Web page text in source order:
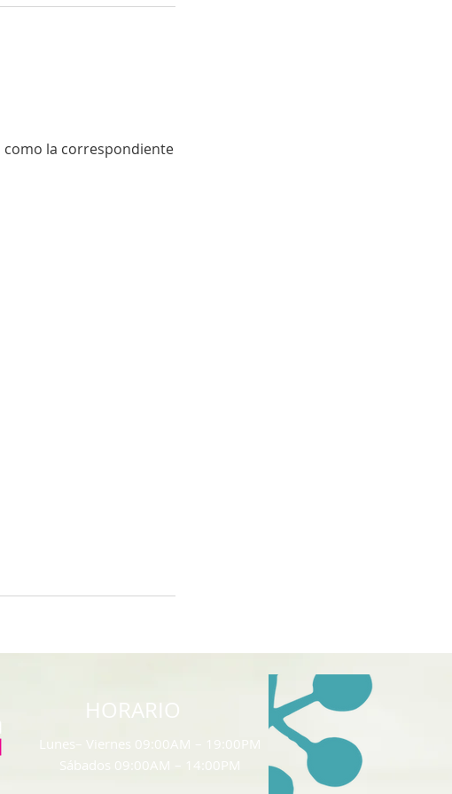
como la correspondiente
HORARIO
Lunes– Viernes 09:00AM – 19:00PM
Sábados 09:00AM – 14:00PM